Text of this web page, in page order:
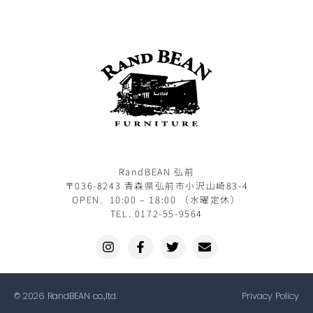
RandBEAN 弘前
〒036-8243 青森県弘前市小沢山崎83-4
OPEN. 10:00 – 18:00 （水曜定休）
TEL. 0172-55-9564
© 2026 RandBEAN co.,ltd. Privacy Policy